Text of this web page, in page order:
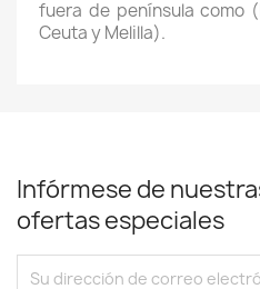
fuera de península como
Ceuta y Melilla).
Infórmese de
ofertas especiales